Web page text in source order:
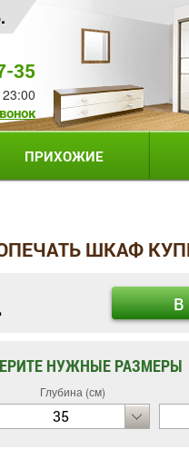
35
ПРИХОЖИЕ
ШКАФ
В
НУЖНЫЕ РАЗМЕРЫ
Глубина (см)
35